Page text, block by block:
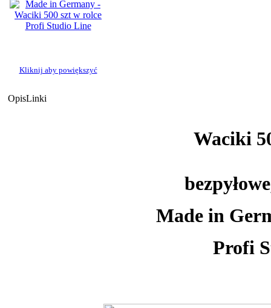
Kliknij aby powiększyć
OpisLinki
Waciki
Made in
Profi